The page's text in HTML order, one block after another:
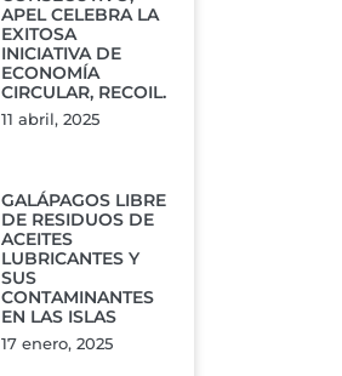
APEL CELEBRA LA
EXITOSA
INICIATIVA DE
ECONOMÍA
CIRCULAR, RECOIL.
11 abril, 2025
GALÁPAGOS LIBRE
DE RESIDUOS DE
ACEITES
LUBRICANTES Y
SUS
CONTAMINANTES
EN LAS ISLAS
17 enero, 2025